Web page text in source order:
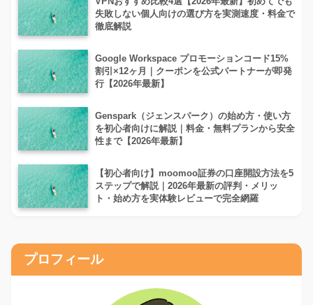
失敗しない個人向けの選び方を実測速度・料金で
徹底解説
Google Workspace プロモーションコード15%
割引×12ヶ月｜クーポンを公式パートナーが即発
行【2026年最新】
Genspark（ジェンスパーク）の始め方・使い方
を初心者向けに解説｜料金・無料プランから安全
性まで【2026年最新】
【初心者向け】moomoo証券の口座開設方法を5
ステップで解説｜2026年最新の評判・メリッ
ト・始め方を実体験レビューで完全網羅
プロフィール